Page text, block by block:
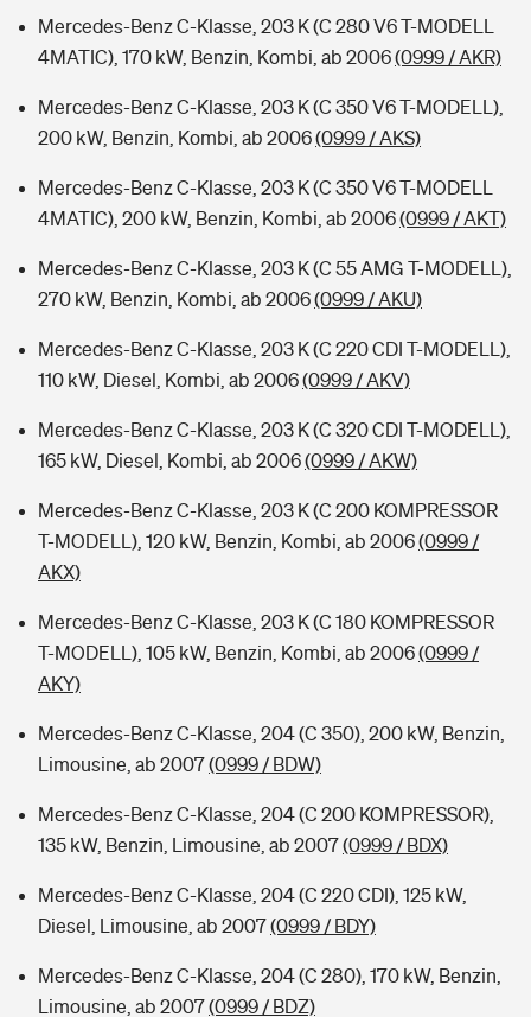
Mercedes-Benz C-Klasse, 203 K (C 280 V6 T-MODELL
4MATIC), 170 kW, Benzin, Kombi, ab 2006(0999 / AKR)
Mercedes-Benz C-Klasse, 203 K (C 350 V6 T-MODELL),
200 kW, Benzin, Kombi, ab 2006(0999 / AKS)
Mercedes-Benz C-Klasse, 203 K (C 350 V6 T-MODELL
4MATIC), 200 kW, Benzin, Kombi, ab 2006(0999 / AKT)
Mercedes-Benz C-Klasse, 203 K (C 55 AMG T-MODELL),
270 kW, Benzin, Kombi, ab 2006(0999 / AKU)
Mercedes-Benz C-Klasse, 203 K (C 220 CDI T-MODELL),
110 kW, Diesel, Kombi, ab 2006(0999 / AKV)
Mercedes-Benz C-Klasse, 203 K (C 320 CDI T-MODELL),
165 kW, Diesel, Kombi, ab 2006(0999 / AKW)
Mercedes-Benz C-Klasse, 203 K (C 200 KOMPRESSOR
T-MODELL), 120 kW, Benzin, Kombi, ab 2006(0999 /
AKX)
Mercedes-Benz C-Klasse, 203 K (C 180 KOMPRESSOR
T-MODELL), 105 kW, Benzin, Kombi, ab 2006(0999 /
AKY)
Mercedes-Benz C-Klasse, 204 (C 350), 200 kW, Benzin,
Limousine, ab 2007(0999 / BDW)
Mercedes-Benz C-Klasse, 204 (C 200 KOMPRESSOR),
135 kW, Benzin, Limousine, ab 2007(0999 / BDX)
Mercedes-Benz C-Klasse, 204 (C 220 CDI), 125 kW,
Diesel, Limousine, ab 2007(0999 / BDY)
Mercedes-Benz C-Klasse, 204 (C 280), 170 kW, Benzin,
Limousine, ab 2007(0999 / BDZ)